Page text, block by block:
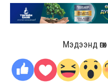
Мэдээнд